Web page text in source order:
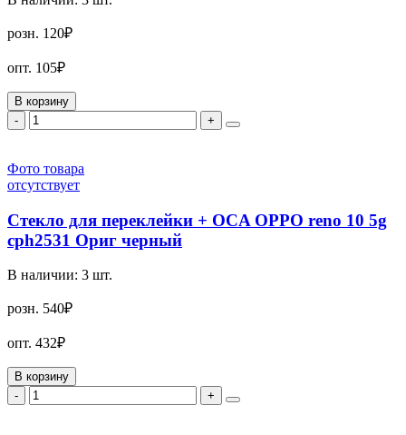
розн. 120₽
опт. 105₽
В корзину
-
+
Фото товара
отсутствует
Стекло для переклейки + OCA OPPO reno 10 5g
cph2531 Ориг черный
В наличии: 3 шт.
розн. 540₽
опт. 432₽
В корзину
-
+